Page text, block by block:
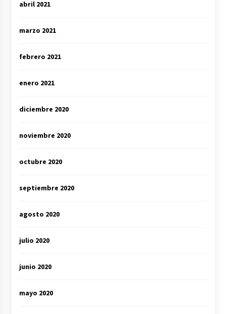
abril 2021
marzo 2021
febrero 2021
enero 2021
diciembre 2020
noviembre 2020
octubre 2020
septiembre 2020
agosto 2020
julio 2020
junio 2020
mayo 2020